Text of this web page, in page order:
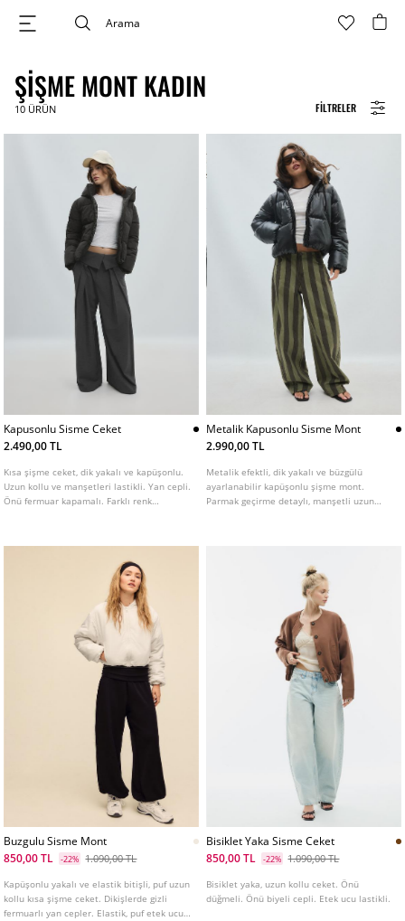
FILTRELER
ŞIŞME MONT KADIN
10 ÜRÜN
Kapusonlu Sisme Ceket
2.490,00 TL
Kısa şişme ceket, dik yakalı ve kapüşonlu.
Uzun kollu ve manşetleri lastikli. Yan cepli.
Önü fermuar kapamalı. Farklı renk
Metalik Kapusonlu Sisme Mont
2.990,00 TL
Metalik efektli, dik yakalı ve büzgülü
ayarlanabilir kapüşonlu şişme mont.
Parmak geçirme detaylı, manşetli uzun
Buzgulu Sisme Mont
850,00 TL
-22% 1.090,00 TL
Kapüşonlu yakalı ve elastik bitişli, puf uzun
kollu kısa şişme ceket. Dikişlerde gizli
fermuarlı yan cepler. Elastik, puf etek ucu.
Bisiklet Yaka Sisme Ceket
850,00 TL
-22% 1.090,00 TL
Bisiklet yaka, uzun kollu ceket. Önü
düğmeli. Önü biyeli cepli. Etek ucu lastikli.